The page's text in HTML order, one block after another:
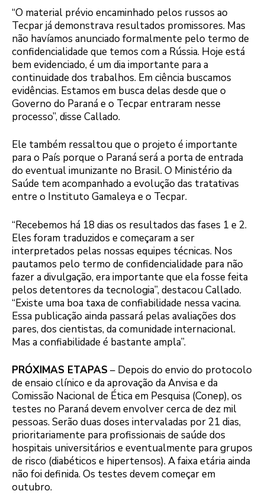
“O material prévio encaminhado pelos russos ao
Tecpar já demonstrava resultados promissores. Mas
não havíamos anunciado formalmente pelo termo de
confidencialidade que temos com a Rússia. Hoje está
bem evidenciado, é um dia importante para a
continuidade dos trabalhos. Em ciência buscamos
evidências. Estamos em busca delas desde que o
Governo do Paraná e o Tecpar entraram nesse
processo”, disse Callado.
Ele também ressaltou que o projeto é importante
para o País porque o Paraná será a porta de entrada
do eventual imunizante no Brasil. O Ministério da
Saúde tem acompanhado a evolução das tratativas
entre o Instituto Gamaleya e o Tecpar.
“Recebemos há 18 dias os resultados das fases 1 e 2.
Eles foram traduzidos e começaram a ser
interpretados pelas nossas equipes técnicas. Nos
pautamos pelo termo de confidencialidade para não
fazer a divulgação, era importante que ela fosse feita
pelos detentores da tecnologia”, destacou Callado.
“Existe uma boa taxa de confiabilidade nessa vacina.
Essa publicação ainda passará pelas avaliações dos
pares, dos cientistas, da comunidade internacional.
Mas a confiabilidade é bastante ampla”.
PRÓXIMAS ETAPAS – Depois do envio do protocolo
de ensaio clínico e da aprovação da Anvisa e da
Comissão Nacional de Ética em Pesquisa (Conep), os
testes no Paraná devem envolver cerca de dez mil
pessoas. Serão duas doses intervaladas por 21 dias,
prioritariamente para profissionais de saúde dos
hospitais universitários e eventualmente para grupos
de risco (diabéticos e hipertensos). A faixa etária ainda
não foi definida. Os testes devem começar em
outubro.